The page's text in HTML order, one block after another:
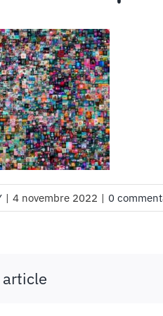
| 4 novembre 2022 | 0
article